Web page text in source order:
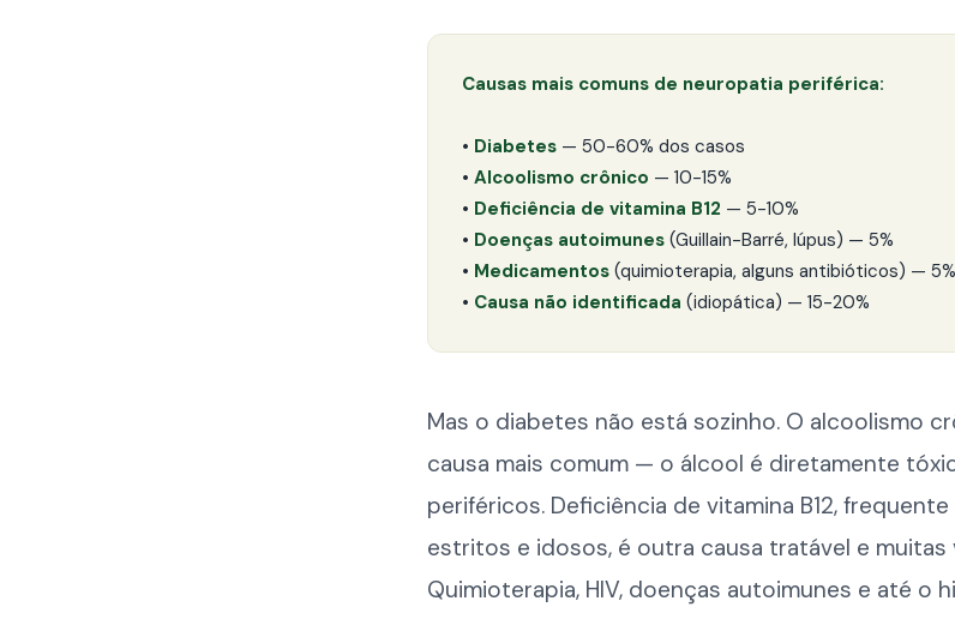
Causas mais comuns de neuropatia periférica:
• Diabetes — 50-60% dos casos
• Alcoolismo crônico — 10-15%
• Deficiência de vitamina B12 — 5-10%
• Doenças autoimunes (Guillain-Barré, lúpus) — 5%
• Medicamentos (quimioterapia, alguns antibióticos) — 5%
• Causa não identificada (idiopática) — 15-20%
Mas o diabetes não está sozinho. O alcoolismo
causa mais comum — o álcool é diretamente
periféricos. Deficiência de vitamina B12,
estritos e idosos, é outra causa tratável e muitas
Quimioterapia, HIV, doenças autoimunes e até o